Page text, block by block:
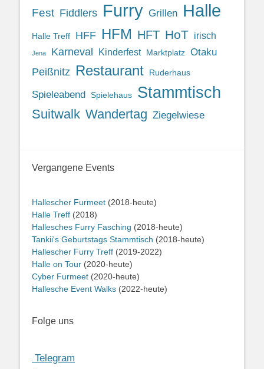
Fest Fiddlers Furry Grillen Halle
Halle Treff HFF HFM HFT HoT irisch
Jena Karneval Kinderfest Marktplatz Otaku
Peißnitz Restaurant Ruderhaus
Spieleabend Spielehaus Stammtisch
Suitwalk Wandertag Ziegelwiese
Vergangene Events
Hallescher Furmeet (2018-heute)
Halle Treff (2018)
Hallesches Furry Fasching (2018-heute)
Tankii's Geburtstags Stammtisch (2018-heute)
Hallescher Furry Treff (2019-2022)
Halle on Tour (2020-heute)
Cyber Furmeet (2020-heute)
Hallesche Event Walks (2022-heute)
Folge uns
Telegram